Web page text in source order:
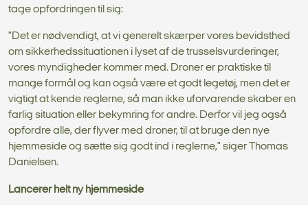
tage opfordringen til sig:
"Det er nødvendigt, at vi generelt skærper vores bevidsthed
om sikkerhedssituationen i lyset af de trusselsvurderinger,
vores myndigheder kommer med. Droner er praktiske til
mange formål og kan også være et godt legetøj, men det er
vigtigt at kende reglerne, så man ikke uforvarende skaber en
farlig situation eller bekymring for andre. Derfor vil jeg også
opfordre alle, der flyver med droner, til at bruge den nye
hjemmeside og sætte sig godt ind i reglerne," siger Thomas
Danielsen.
Lancerer helt ny hjemmeside